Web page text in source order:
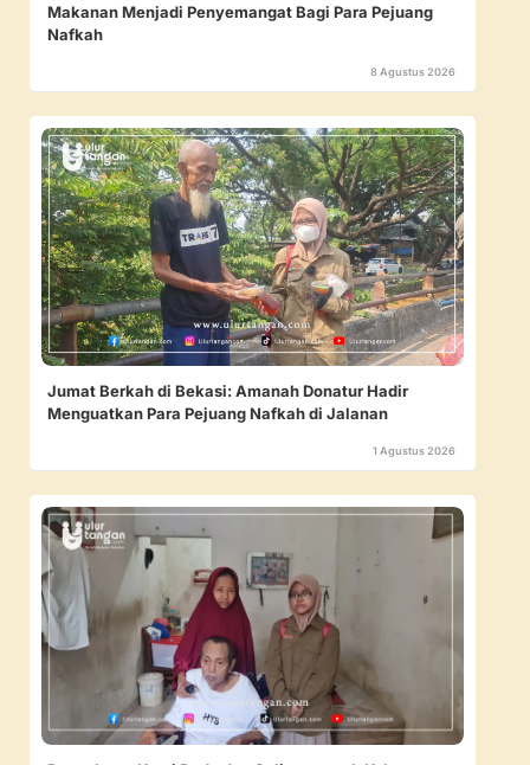
Makanan Menjadi Penyemangat Bagi Para Pejuang
Nafkah
8 Agustus 2026
Jumat Berkah di Bekasi: Amanah Donatur Hadir
Menguatkan Para Pejuang Nafkah di Jalanan
1 Agustus 2026